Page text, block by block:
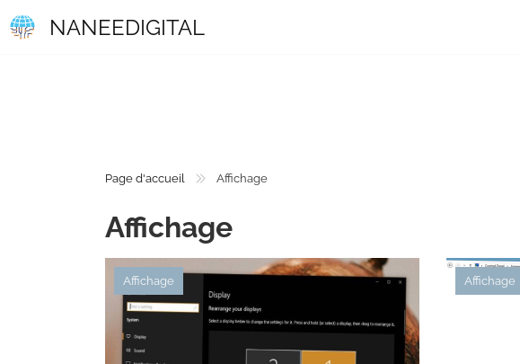
NANEEDIGITAL
Page d'accueil Affichage
Affichage
Affichage Affichage